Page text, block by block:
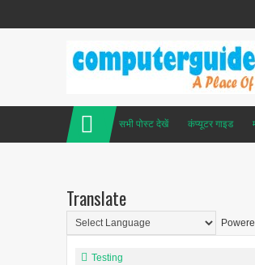
सभी पोस्ट देखें कंप्यूटर गाइड
Translate
Testing